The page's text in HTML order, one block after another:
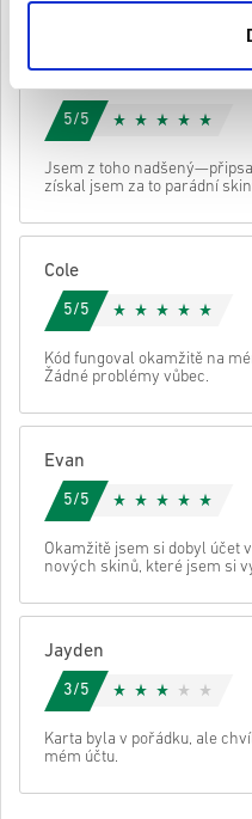
Podívej se na rychlý návod
• Zadej svou e-mailovou adresu
• Vyber preferovaný způsob
kódu.
• Stahovatelný obsah nebo
zrušení
5/5
Jsem z toho
získal jsem za to parádní
Cole
5/5
Kód fungoval okamžitě na
Žádné problémy vůbec.
Evan
5/5
Okamžitě jsem si dobyl účet
nových skinů, které jsem si
Jayden
3/5
Karta byla v pořádku, ale
mém účtu.